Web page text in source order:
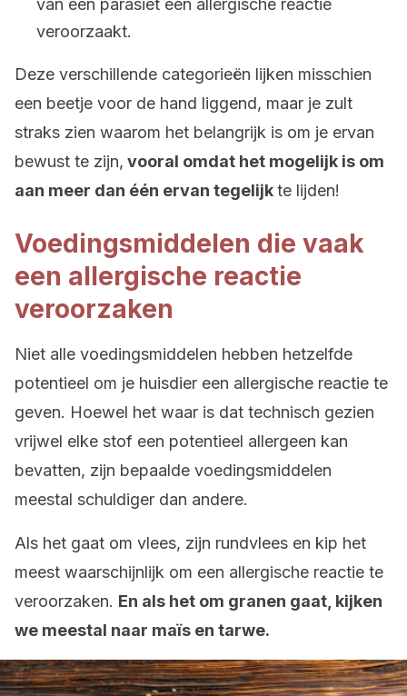
van een parasiet een allergische reactie
veroorzaakt.
Deze verschillende categorieën lijken misschien
een beetje voor de hand liggend, maar je zult
straks zien waarom het belangrijk is om je ervan
bewust te zijn, vooral omdat het mogelijk is om
aan meer dan één ervan tegelijkte lijden!
Voedingsmiddelen die vaak
een allergische reactie
veroorzaken
Niet alle voedingsmiddelen hebben hetzelfde
potentieel om je huisdier een allergische reactie te
geven. Hoewel het waar is dat technisch gezien
vrijwel elke stof een potentieel allergeen kan
bevatten, zijn bepaalde voedingsmiddelen
meestal schuldiger dan andere.
Als het gaat om vlees, zijn rundvlees en kip het
meest waarschijnlijk om een allergische reactie te
veroorzaken. En als het om granen gaat, kijken
we meestal naar maïs en tarwe.